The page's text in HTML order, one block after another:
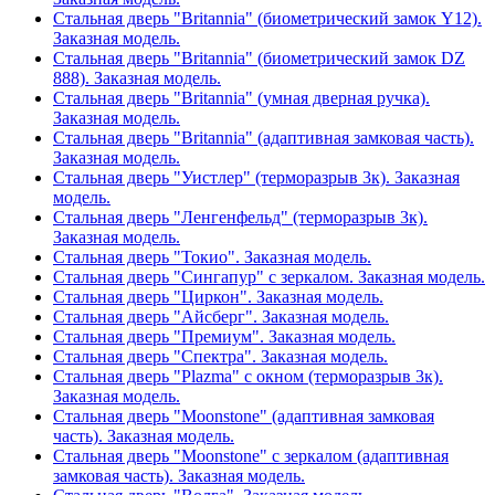
Стальная дверь "Britannia" (биометрический замок Y12).
Заказная модель.
Стальная дверь "Britannia" (биометрический замок DZ
888). Заказная модель.
Стальная дверь "Britannia" (умная дверная ручка).
Заказная модель.
Стальная дверь "Britannia" (адаптивная замковая часть).
Заказная модель.
Стальная дверь "Уистлер" (терморазрыв 3к). Заказная
модель.
Стальная дверь "Ленгенфельд" (терморазрыв 3к).
Заказная модель.
Стальная дверь "Токио". Заказная модель.
Стальная дверь "Сингапур" с зеркалом. Заказная модель.
Стальная дверь "Циркон". Заказная модель.
Стальная дверь "Айсберг". Заказная модель.
Стальная дверь "Премиум". Заказная модель.
Стальная дверь "Спектра". Заказная модель.
Стальная дверь "Plazma" с окном (терморазрыв 3к).
Заказная модель.
Стальная дверь "Moonstone" (адаптивная замковая
часть). Заказная модель.
Стальная дверь "Moonstone" с зеркалом (адаптивная
замковая часть). Заказная модель.